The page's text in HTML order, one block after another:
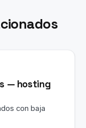
— hosting
con baja